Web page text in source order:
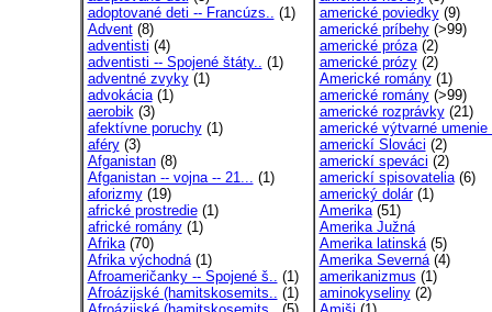
adoptované deti -- Francúzs.. (1)
Advent(8)
adventisti (4)
adventisti -- Spojené štáty.. (1)
adventné zvyky(1)
advokácia(1)
aerobik(3)
afektívne poruchy(1)
aféry(3)
Afganistan(8)
Afganistan -- vojna -- 21... (1)
aforizmy(19)
africké prostredie(1)
africké romány(1)
Afrika(70)
Afrika východná(1)
Afroameričanky -- Spojené š.. (1)
Afroázijské (hamitskosemits.. (1)
americké poviedky(9)
americké príbehy(>99)
americké próza(2)
americké prózy(2)
Americké romány(1)
americké romány(>99)
americké rozprávky(21)
americké výtvarné umenie
americkí Slováci (2)
americkí speváci (2)
americkí spisovatelia(6)
americký dolár(1)
Amerika(51)
Amerika Južná
Amerika latinská(5)
Amerika Severná(4)
amerikanizmus (1)
aminokyseliny(2)